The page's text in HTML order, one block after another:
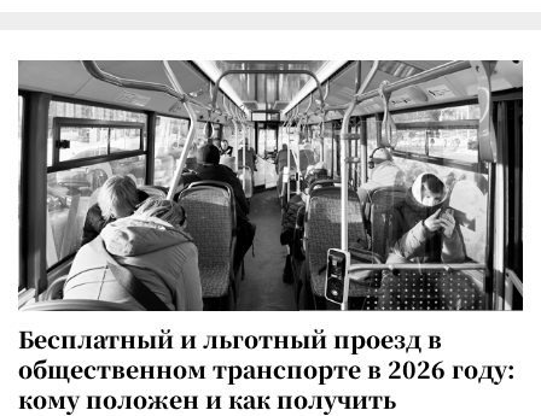
Бесплатный и льготный проезд в
общественном транспорте в 2026 году:
кому положен и как получить